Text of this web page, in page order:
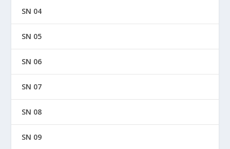
SN 04
SN 05
SN 06
SN 07
SN 08
SN 09